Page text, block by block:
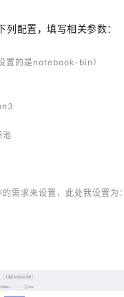
列配置，填写相关参数：
置的是notebook-bin）
池
需求来设置， 此处我设置为：